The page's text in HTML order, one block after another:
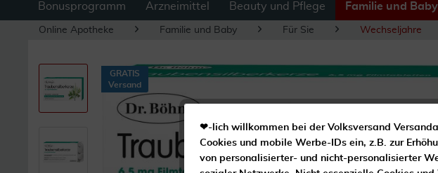
Bonusprogramm Arzneimittel Beauty und Pflege Familie und Baby
Online Apotheke Familie und Baby Für Sie Wechseljahre
GRATIS
Versand
❤-lich willkommen bei der Volksversand
Cookies und mobile Werbe-IDs ein, z.B. zur
von personalisierter- und nicht-personalisierter